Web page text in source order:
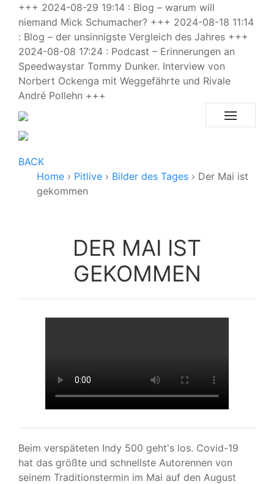
+++ 2024-08-29 19:14 : Blog – warum will
niemand Mick Schumacher? +++ 2024-08-18 11:14
: Blog – der unsinnigste Vergleich des Jahres +++
2024-08-08 17:24 : Podcast – Erinnerungen an
Speedwaystar Tommy Dunker. Interview von
Norbert Ockenga mit Weggefährte und Rivale
André Pollehn +++
BACK
Home › Pitlive › Bilder des Tages › Der Mai ist
gekommen
DER MAI IST
GEKOMMEN
Beim verspäteten Indy 500 geht's los. Covid-19
hat das größte und schnellste Autorennen von
seinem Traditionstermin im Mai auf den August